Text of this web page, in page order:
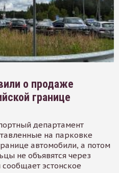
о продаже
границе
департамент
на парковке
автомобили, а потом
не объявятся через
эстонское